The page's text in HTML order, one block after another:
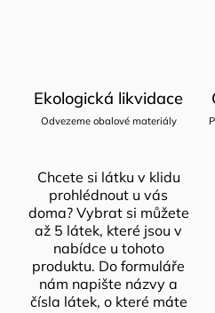
Ekologická likvidace
Odvezeme obalové materiály
Chcete si látku v klidu
prohlédnout u vás
doma? Vybrat si můžete
až 5 látek, které jsou v
nabídce u tohoto
produktu. Do formuláře
nám napište názvy a
čísla látek, o které máte